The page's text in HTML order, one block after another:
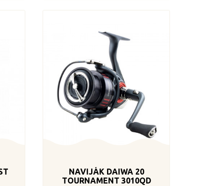
NAVIJÁK DAIWA 20
TOURNAMENT 3010QD